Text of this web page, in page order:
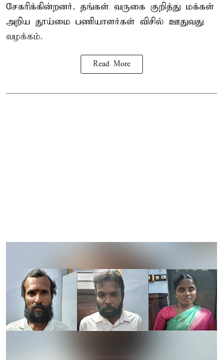
சேகரிக்கின்றனர். தங்கள் வருகை குறித்து மக்கள்
அறிய தூய்மை பணியாளர்கள் விசில் ஊதுவது
வழக்கம்.
Read More